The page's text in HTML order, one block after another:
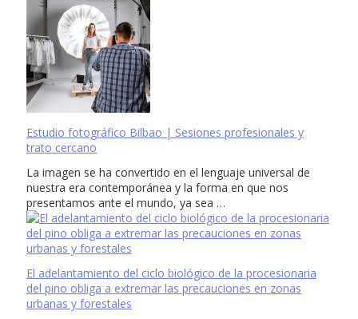
Estudio fotográfico Bilbao | Sesiones profesionales y
trato cercano
La imagen se ha convertido en el lenguaje universal de
nuestra era contemporánea y la forma en que nos
presentamos ante el mundo, ya sea …
El adelantamiento del ciclo biológico de la procesionaria
del pino obliga a extremar las precauciones en zonas
urbanas y forestales